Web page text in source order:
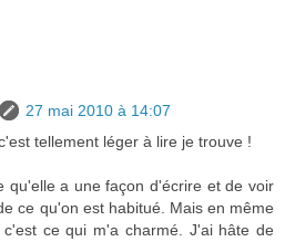
27 mai 2010 à 14:07
tellement léger à lire je trouve !
qu'elle a une façon d'écrire et de voir
ce qu'on est habitué. Mais en même
ce qui m'a charmé. J'ai hâte de